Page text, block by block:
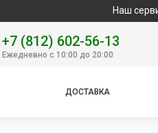
Наш сервисный
+7 (812) 602-56-13
Ежедневно с 10:00 до 20:00
ДОСТАВКА